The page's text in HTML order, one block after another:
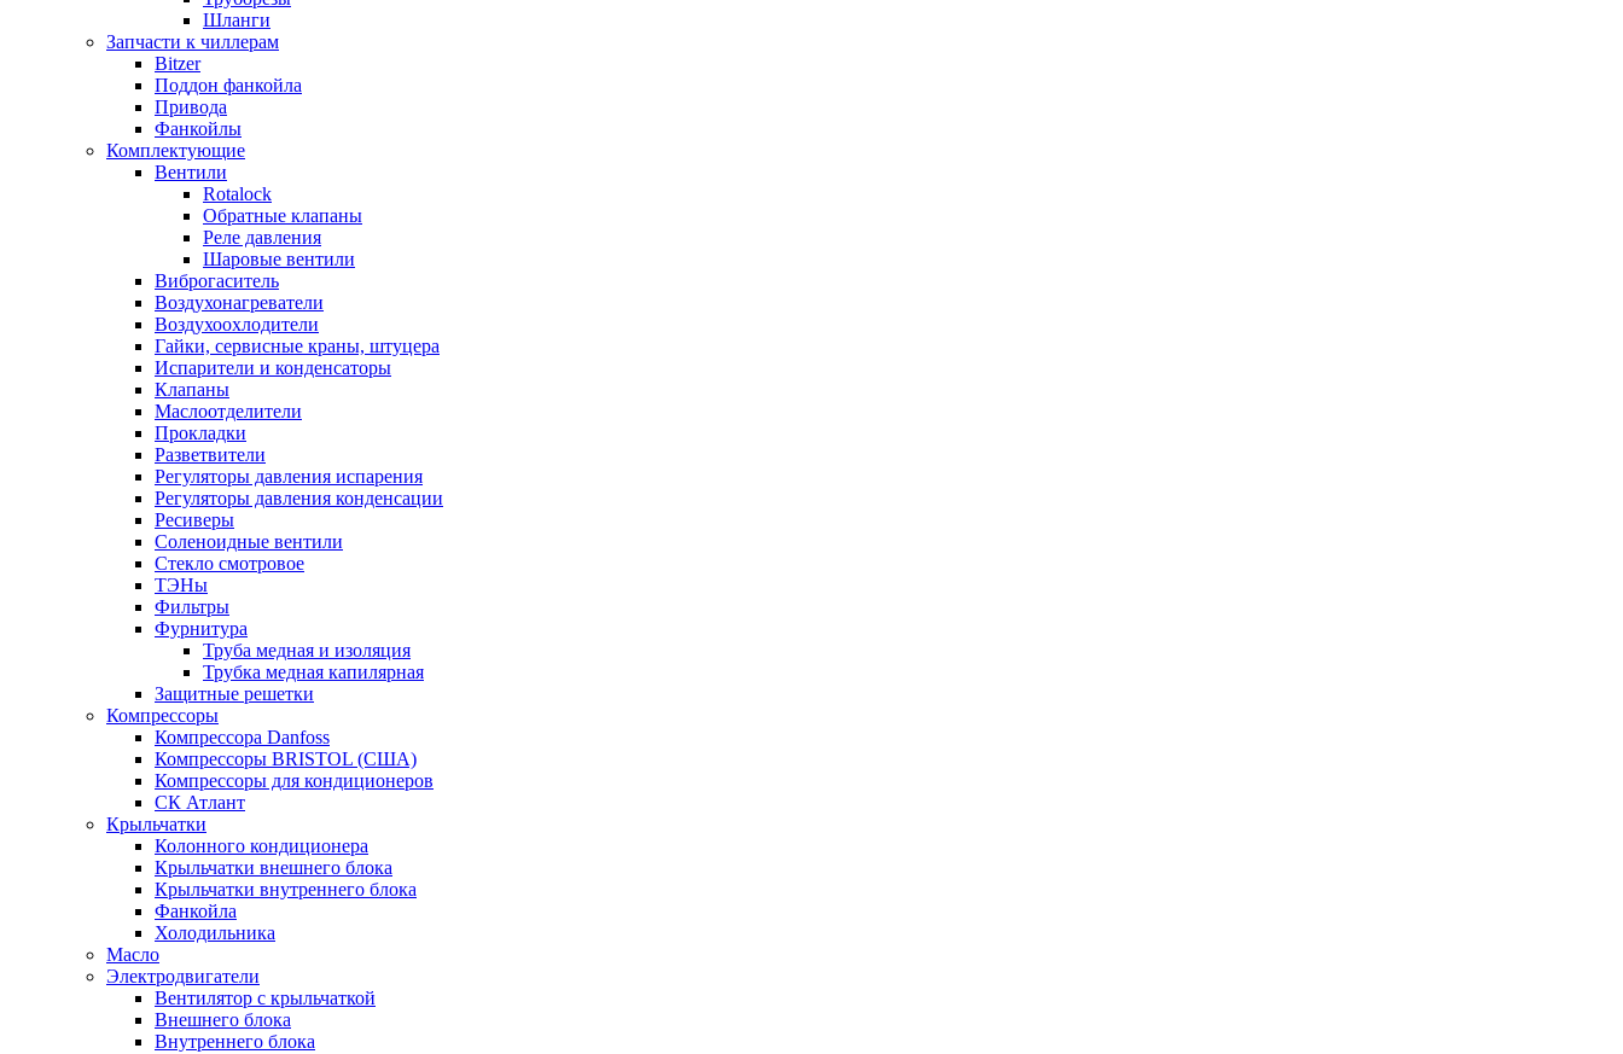
Шланги
Запчасти к чиллерам
Bitzer
Поддон фанкойла
Привода
Фанкойлы
Комплектующие
Вентили
Rotalock
Обратные клапаны
Реле давления
Шаровые вентили
Виброгаситель
Воздухонагреватели
Воздухоохлодители
Гайки, сервисные краны, штуцера
Испарители и конденсаторы
Клапаны
Маслоотделители
Прокладки
Разветвители
Регуляторы давления испарения
Регуляторы давления конденсации
Ресиверы
Соленоидные вентили
Стекло смотровое
ТЭНы
Фильтры
Фурнитура
Труба медная и изоляция
Трубка медная капилярная
Защитные решетки
Компрессоры
Компрессора Danfoss
Компрессоры BRISTOL (США)
Компрессоры для кондиционеров
СК Атлант
Крыльчатки
Колонного кондиционера
Крыльчатки внешнего блока
Крыльчатки внутреннего блока
Фанкойла
Холодильника
Масло
Электродвигатели
Вентилятор с крыльчаткой
Внешнего блока
Внутреннего блока